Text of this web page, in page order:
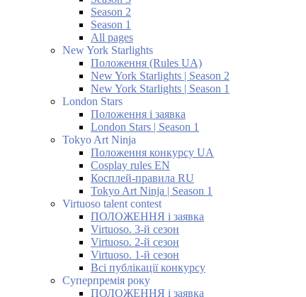
Season 2
Season 1
All pages
New York Starlights
Положення (Rules UA)
New York Starlights | Season 2
New York Starlights | Season 1
London Stars
Положення і заявка
London Stars | Season 1
Tokyo Art Ninja
Положення конкурсу UA
Cosplay rules EN
Косплей-правила RU
Tokyo Art Ninja | Season 1
Virtuoso talent contest
ПОЛОЖЕННЯ і заявка
Virtuoso. 3-й сезон
Virtuoso. 2-й сезон
Virtuoso. 1-й сезон
Всі публікації конкурсу
Суперпремія року
ПОЛОЖЕННЯ і заявка